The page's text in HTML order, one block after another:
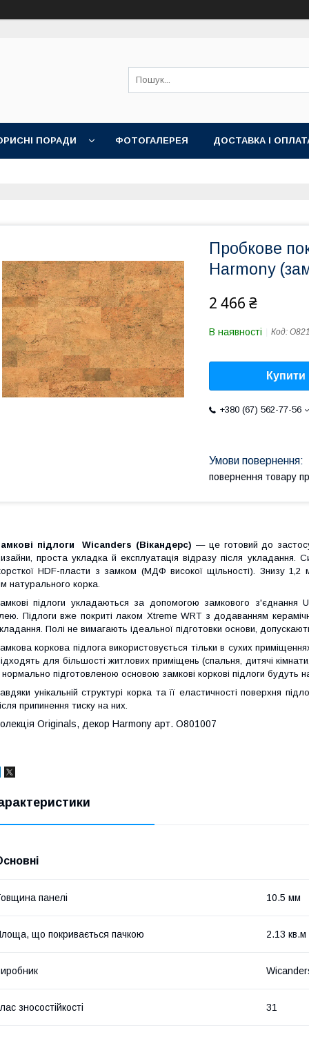
ПОРАДИ ФОТОГАЛЕРЕЯ ДОСТАВКА І
Пробкове
Harmony
2 466 ₴
В наявності Код:
Купити
+380 (67) 562-77-56
повернення товару
підлоги Wicanders (Вікандерс)— це готовий до
проста укладка й експлуатація відразу після укладання.
HDF-пласти з замком (МДФ високої щільності). Знизу 1,2
натурального корка.
підлоги укладаються за допомогою замкового з'єднання
Підлоги вже покриті лаком Xtreme WRTз додаванням
Полі не вимагають ідеальної підготовки основи,
коркова підлога використовується тільки в сухих
для більшості житлових приміщень (спальня, дитячі
нормально підготовленою основою замкові коркові підлоги будуть
унікальній структурі корка та її еластичності поверхня
припинення тиску на них.
Originals, декор Harmony арт. O801007
панелі 10.5 мм
що покривається пачкою 2.13 кв.м
зносостійкості 31